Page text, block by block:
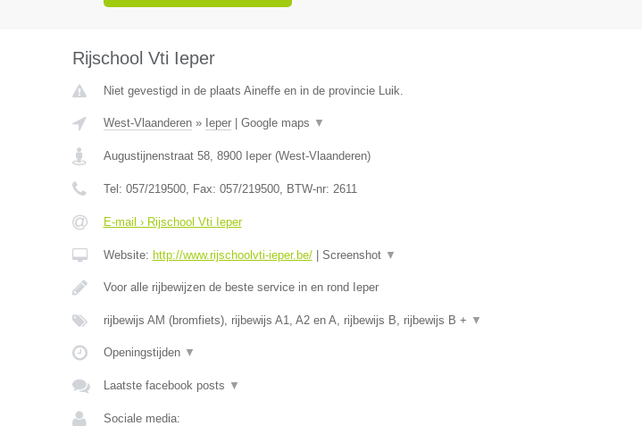
Rijschool Vti Ieper
Niet gevestigd in de plaats Aineffe en in de provincie Luik.
West-Vlaanderen» Ieper| Google maps ▼
Augustijnenstraat 58, 8900 Ieper(West-Vlaanderen)
Tel: 057/219500, Fax: 057/219500, BTW-nr: 2611
E-mail › Rijschool Vti Ieper
Website: http://www.rijschoolvti-ieper.be/| Screenshot ▼
Voor alle rijbewijzen de beste service in en rond Ieper
rijbewijs AM (bromfiets), rijbewijs A1, A2 en A, rijbewijs B, rijbewijs B + ▼
Openingstijden ▼
Laatste facebook posts ▼
Sociale media: